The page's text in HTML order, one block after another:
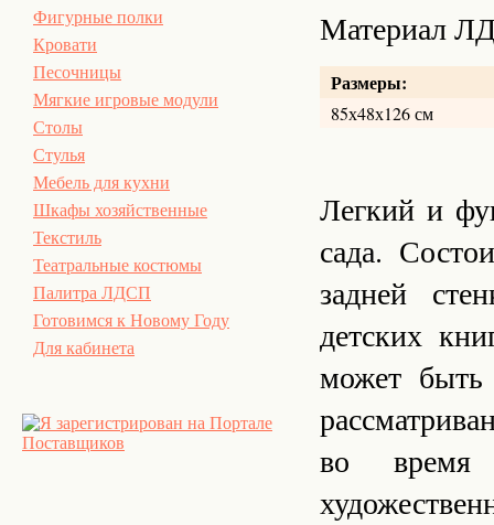
Фигурные полки
Кровати
Песочницы
Мягкие игровые модули
Столы
Стулья
Мебель для кухни
Шкафы хозяйственные
Текстиль
Театральные костюмы
Палитра ЛДСП
Готовимся к Новому Году
Для кабинета
Материал
Размеры:
85х48х126 см
Легкий и
сада.
задней
детских
может быть
во время